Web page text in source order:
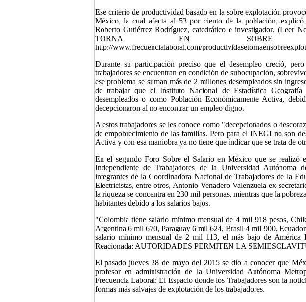
Ese criterio de productividad basado en la sobre explotación
México, la cual afecta al 53 por ciento de la población,
Roberto Gutiérrez Rodríguez, catedrático e investigador. (Leer
TORNA EN SOBRE
http://www.frecuencialaboral.com/
Durante su participación preciso que el desempleo creció,
trabajadores se encuentran en condición de subocupación,
ese problema se suman más de 2 millones desempleados sin
de trabajar que el Instituto Nacional de Estadística
desempleados o como Población Económicamente Activa,
decepcionaron al no encontrar un empleo digno.
A estos trabajadores se les conoce como "decepcionados o
de empobrecimiento de las familias. Pero para el INEGI no son
Activa y con esa maniobra ya no tiene que indicar que se trata de
En el segundo Foro Sobre el Salario en México que se realizó
Independiente de Trabajadores de la Universidad Autónoma
integrantes de la Coordinadora Nacional de Trabajadores de la
Electricistas, entre otros, Antonio Venadero Valenzuela ex
la riqueza se concentra en 230 mil personas, mientras que la
habitantes debido a los salarios bajos.
"Colombia tiene salario mínimo mensual de 4 mil 918 pesos,
Argentina 6 mil 670, Paraguay 6 mil 624, Brasil 4 mil 900,
salario mínimo mensual de 2 mil 113, el más bajo de
Reacionada: AUTORIDADES PERMITEN LA
El pasado jueves 28 de mayo del 2015 se dio a conocer que
profesor en administración de la Universidad Autónoma
Frecuencia Laboral: El Espacio donde los Trabajadores son la
formas más salvajes de explotación de los trabajadores.